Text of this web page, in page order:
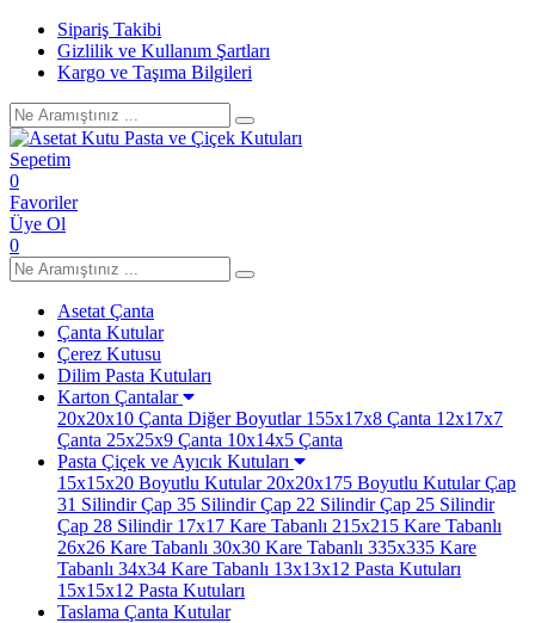
Sipariş Takibi
Gizlilik ve Kullanım Şartları
Kargo ve Taşıma Bilgileri
Sepetim
0
Favoriler
Üye Ol
0
Asetat Çanta
Çanta Kutular
Çerez Kutusu
Dilim Pasta Kutuları
Karton Çantalar
20x20x10 Çanta Diğer Boyutlar155x17x8 Çanta 12x17x7
Çanta 25x25x9 Çanta 10x14x5 Çanta
Pasta Çiçek ve Ayıcık Kutuları
15x15x20 Boyutlu Kutular20x20x175 Boyutlu KutularÇap
31 SilindirÇap 35 SilindirÇap 22 SilindirÇap 25 Silindir
Çap 28 Silindir17x17 Kare Tabanlı 215x215 Kare Tabanlı
26x26 Kare Tabanlı 30x30 Kare Tabanlı 335x335 Kare
Tabanlı 34x34 Kare Tabanlı 13x13x12 Pasta Kutuları
15x15x12 Pasta Kutuları
Taslama Çanta Kutular